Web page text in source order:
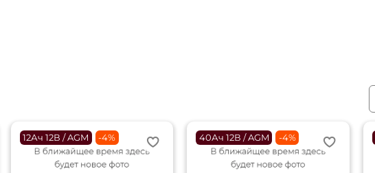
12Ач 12В / AGM -4% 40Ач 12В / AGM -4%